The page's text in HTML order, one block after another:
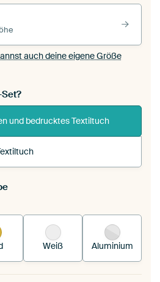
auch deine eigene Größe
und bedrucktes Textiltuch
wechselbaren Textiltuch in
ArtFrame™.
Weiß Aluminium